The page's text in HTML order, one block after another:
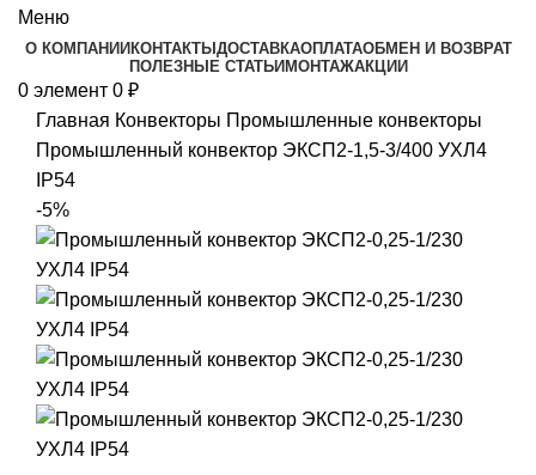
Меню
О КОМПАНИИКОНТАКТЫДОСТАВКАОПЛАТАОБМЕН И ВОЗВРАТ
ПОЛЕЗНЫЕ СТАТЬИМОНТАЖАКЦИИ
0 элемент 0 ₽
Главная Конвекторы Промышленные конвекторы
Промышленный конвектор ЭКСП2-1,5-3/400 УХЛ4
IP54
-5%